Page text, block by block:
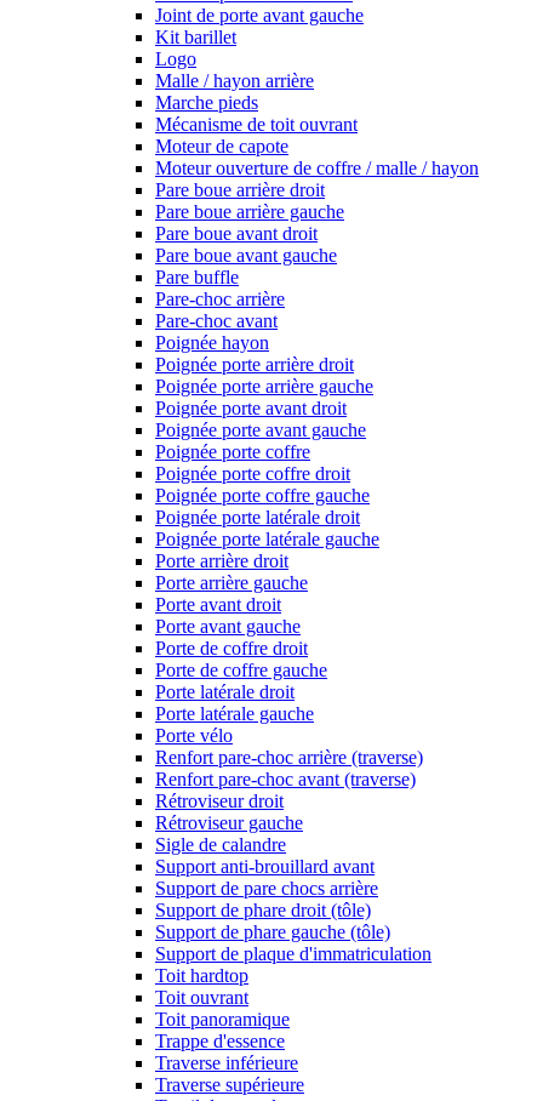
Joint de porte avant gauche
Kit barillet
Logo
Malle / hayon arrière
Marche pieds
Mécanisme de toit ouvrant
Moteur de capote
Moteur ouverture de coffre / malle / hayon
Pare boue arrière droit
Pare boue arrière gauche
Pare boue avant droit
Pare boue avant gauche
Pare buffle
Pare-choc arrière
Pare-choc avant
Poignée hayon
Poignée porte arrière droit
Poignée porte arrière gauche
Poignée porte avant droit
Poignée porte avant gauche
Poignée porte coffre
Poignée porte coffre droit
Poignée porte coffre gauche
Poignée porte latérale droit
Poignée porte latérale gauche
Porte arrière droit
Porte arrière gauche
Porte avant droit
Porte avant gauche
Porte de coffre droit
Porte de coffre gauche
Porte latérale droit
Porte latérale gauche
Porte vélo
Renfort pare-choc arrière (traverse)
Renfort pare-choc avant (traverse)
Rétroviseur droit
Rétroviseur gauche
Sigle de calandre
Support anti-brouillard avant
Support de pare chocs arrière
Support de phare droit (tôle)
Support de phare gauche (tôle)
Support de plaque d'immatriculation
Toit hardtop
Toit ouvrant
Toit panoramique
Trappe d'essence
Traverse inférieure
Traverse supérieure